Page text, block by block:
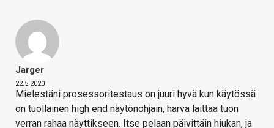
Jarger
22.5.2020
Mielestäni prosessoritestaus on juuri hyvä kun käytössä
on tuollainen high end näytönohjain, harva laittaa tuon
verran rahaa näyttikseen. Itse pelaan päivittäin hiukan, ja